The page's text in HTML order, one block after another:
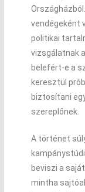
vendégeként
politikai
vizsgálatnak
belefért-e a
keresztül
biztosítani
szereplőnek.
A történet
beviszi a
mintha